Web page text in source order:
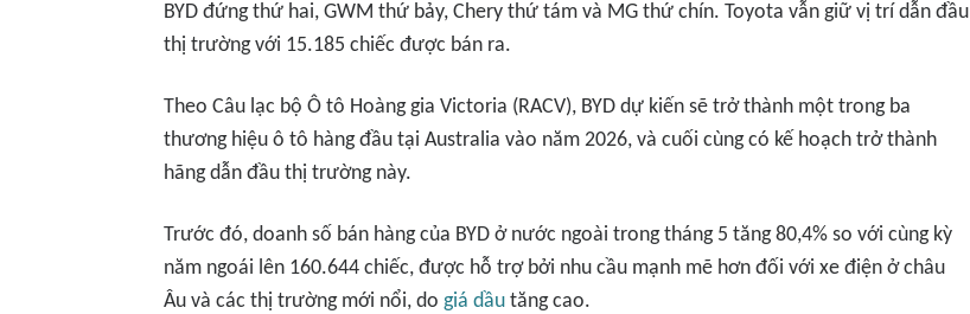
BYD đứng thứ hai, GWM thứ bảy, Chery thứ tám và MG thứ chín. Toyota vẫn giữ vị trí dẫn đầu
thị trường với 15.185 chiếc được bán ra.
Theo Câu lạc bộ Ô tô Hoàng gia Victoria (RACV), BYD dự kiến sẽ trở thành một trong ba
thương hiệu ô tô hàng đầu tại Australia vào năm 2026, và cuối cùng có kế hoạch trở thành
hãng dẫn đầu thị trường này.
Trước đó, doanh số bán hàng của BYD ở nước ngoài trong tháng 5 tăng 80,4% so với cùng kỳ
năm ngoái lên 160.644 chiếc, được hỗ trợ bởi nhu cầu mạnh mẽ hơn đối với xe điện ở châu
Âu và các thị trường mới nổi, do giá dầu tăng cao.